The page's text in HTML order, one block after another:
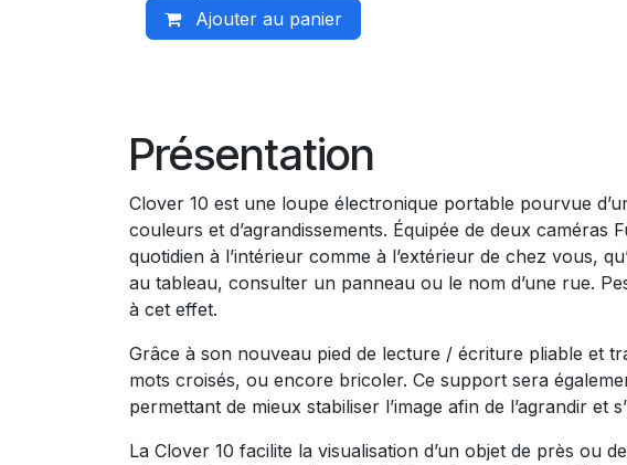
Ajouter au panier
Présentation
Clover 10 est une loupe électronique portable pourvue
couleurs et d’agrandissements. Équipée de deux
quotidien à l’intérieur comme à l’extérieur de chez vous,
au tableau, consulter un panneau ou le nom d’une rue.
à cet effet.
Grâce à son nouveau pied de lecture / écriture pliable et
mots croisés, ou encore bricoler. Ce support sera
permettant de mieux stabiliser l’image afin de l’agrandir et
La Clover 10 facilite la visualisation d’un objet de près